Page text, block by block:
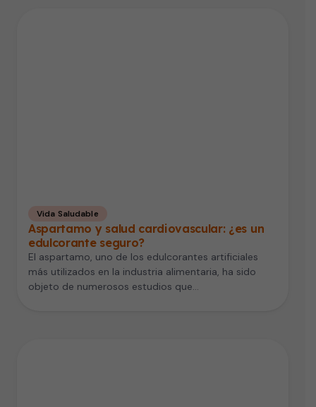
Vida Saludable
Aspartamo y salud cardiovascular: ¿es un
edulcorante seguro?
El aspartamo, uno de los edulcorantes artificiales
más utilizados en la industria alimentaria, ha sido
objeto de numerosos estudios que…